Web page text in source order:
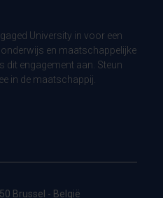
University in voor een
en maatschappelijke
dit engagement aan. Steun
in de maatschappij.
Brussel - België